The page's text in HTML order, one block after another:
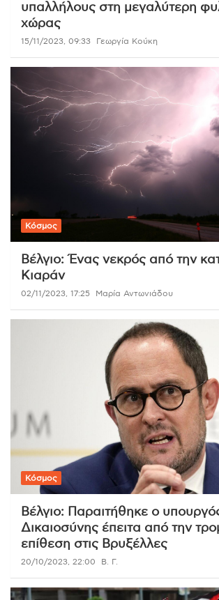
υπαλλήλους στη μεγαλύτερη
χώρας
15/11/2023, 09:33 Γεωργία Κούκη
Κόσμος
Βέλγιο: Ένας νεκρός από την
Κιαράν
02/11/2023, 17:25 Μαρία Αντωνιάδου
Κόσμος
Βέλγιο: Παραιτήθηκε ο
Δικαιοσύνης έπειτα από την
επίθεση στις Βρυξέλλες
20/10/2023, 22:00 Β. Γ.